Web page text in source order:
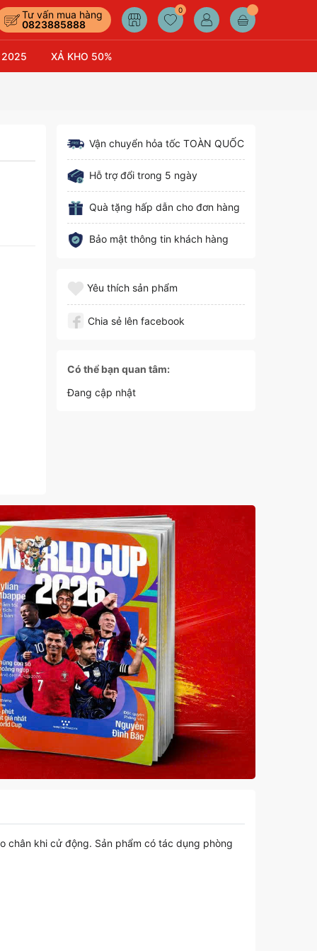
Tư vấn mua hàng
0823885888
0
2025 XẢ KHO 50%
Vận chuyển hỏa tốc TOÀN QUỐC
Hỗ trợ đổi trong 5 ngày
Quà tặng hấp dẫn cho đơn hàng
Bảo mật thông tin khách hàng
Yêu thích sản phẩm
Chia sẻ lên facebook
Có thể bạn quan tâm:
Đang cập nhật
chân khi cử động. Sản phẩm có tác dụng phòng